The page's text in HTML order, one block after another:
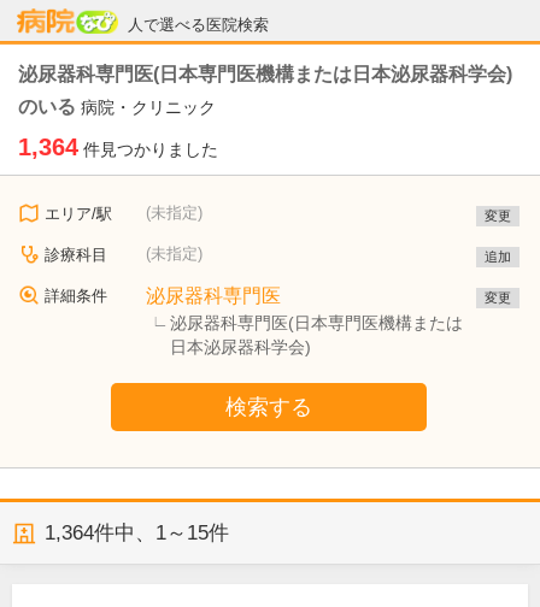
人で選べる医院検索
病院なび
泌尿器科専門医(日本専門医機構または日本泌尿器科学会)
のいる 病院・クリニック
1,364 件見つかりました
エリア/駅 (未指定) 変更
診療科目 (未指定) 追加
詳細条件 泌尿器科専門医
泌尿器科専門医(日本専門医機構または
日本泌尿器科学会)
変更
検索する
1,364件中、 1～15件